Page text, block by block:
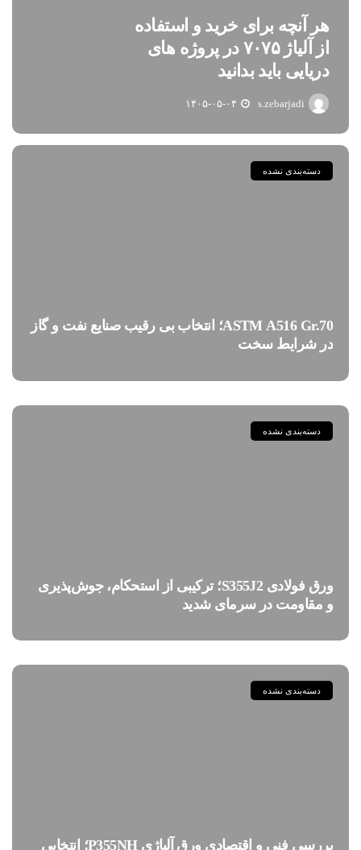
هر آنچه برای خرید و استفاده
از آلیاژ ۷۰۷۵ در پروژه های
دریایی باید بدانید
s.zebarjadi ۱۴۰۵-۰۵-۰۴
دسته‌بندی نشده
ASTM A516 Gr.70؛ انتخاب بی رقیب صنایع نفت و گاز
در شرایط سخت
دسته‌بندی نشده
ورق فولادی S355J2؛ ترکیبی از استحکام، جوش‌پذیری
و مقاومت در سرمای شدید
دسته‌بندی نشده
بررسی فنی و اقتصادی ورق آلیاژی P355NH؛ انتخابی